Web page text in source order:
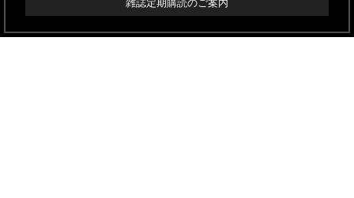
雑誌定期購読のご案内